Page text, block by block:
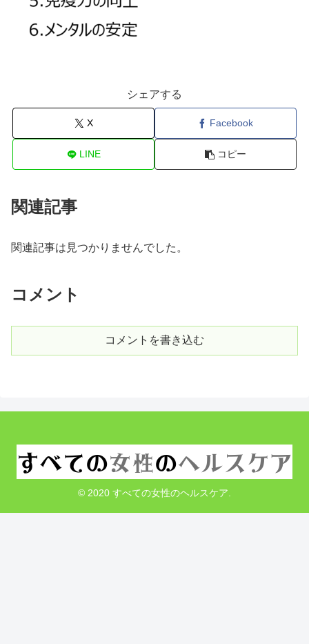
シェアする
X Facebook
LINE コピー
関連記事
関連記事は見つかりませんでした。
コメント
コメントを書き込む
© 2020 すべての女性のヘルスケア.